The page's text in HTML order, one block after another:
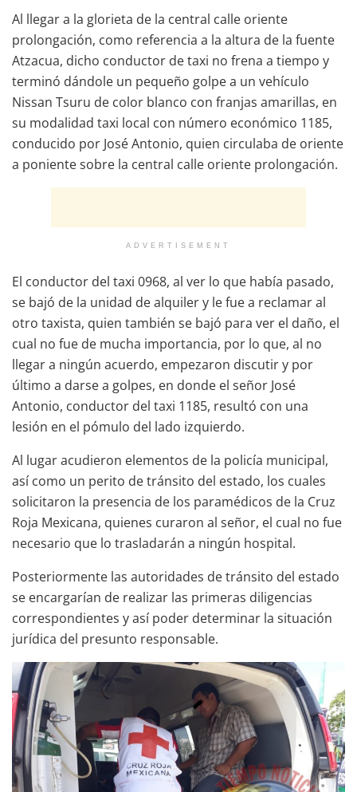
Al llegar a la glorieta de la central calle oriente
prolongación, como referencia a la altura de la fuente
Atzacua, dicho conductor de taxi no frena a tiempo y
terminó dándole un pequeño golpe a un vehículo
Nissan Tsuru de color blanco con franjas amarillas, en
su modalidad taxi local con número económico 1185,
conducido por José Antonio, quien circulaba de oriente
a poniente sobre la central calle oriente prolongación.
ADVERTISEMENT
El conductor del taxi 0968, al ver lo que había pasado,
se bajó de la unidad de alquiler y le fue a reclamar al
otro taxista, quien también se bajó para ver el daño, el
cual no fue de mucha importancia, por lo que, al no
llegar a ningún acuerdo, empezaron discutir y por
último a darse a golpes, en donde el señor José
Antonio, conductor del taxi 1185, resultó con una
lesión en el pómulo del lado izquierdo.
Al lugar acudieron elementos de la policía municipal,
así como un perito de tránsito del estado, los cuales
solicitaron la presencia de los paramédicos de la Cruz
Roja Mexicana, quienes curaron al señor, el cual no fue
necesario que lo trasladarán a ningún hospital.
Posteriormente las autoridades de tránsito del estado
se encargarían de realizar las primeras diligencias
correspondientes y así poder determinar la situación
jurídica del presunto responsable.